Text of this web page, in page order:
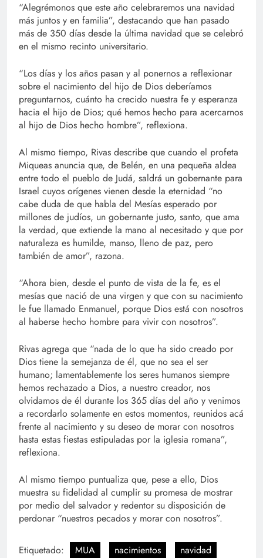
“Alegrémonos que este año celebraremos una navidad
más juntos y en familia”, destacando que han pasado
más de 350 días desde la última navidad que se celebró
en el mismo recinto universitario.
“Los días y los años pasan y al ponernos a reflexionar
sobre el nacimiento del hijo de Dios deberíamos
preguntarnos, cuánto ha crecido nuestra fe y esperanza
hacia el hijo de Dios; qué hemos hecho para acercarnos
al hijo de Dios hecho hombre”, reflexiona.
Al mismo tiempo, Rivas describe que cuando el profeta
Miqueas anuncia que, de Belén, en una pequeña aldea
entre todo el pueblo de Judá, saldrá un gobernante para
Israel cuyos orígenes vienen desde la eternidad “no
cabe duda de que habla del Mesías esperado por
millones de judíos, un gobernante justo, santo, que ama
la verdad, que extiende la mano al necesitado y que por
naturaleza es humilde, manso, lleno de paz, pero
también de amor”, razona.
“Ahora bien, desde el punto de vista de la fe, es el
mesías que nació de una virgen y que con su nacimiento
le fue llamado Enmanuel, porque Dios está con nosotros
al haberse hecho hombre para vivir con nosotros”.
Rivas agrega que “nada de lo que ha sido creado por
Dios tiene la semejanza de él, que no sea el ser
humano; lamentablemente los seres humanos siempre
hemos rechazado a Dios, a nuestro creador, nos
olvidamos de él durante los 365 días del año y venimos
a recordarlo solamente en estos momentos, reunidos acá
frente al nacimiento y su deseo de morar con nosotros
hasta estas fiestas estipuladas por la iglesia romana”,
reflexiona.
Al mismo tiempo puntualiza que, pese a ello, Dios
muestra su fidelidad al cumplir su promesa de mostrar
por medio del salvador y redentor su disposición de
perdonar “nuestros pecados y morar con nosotros”.
Etiquetado: MUA nacimientos
navidad